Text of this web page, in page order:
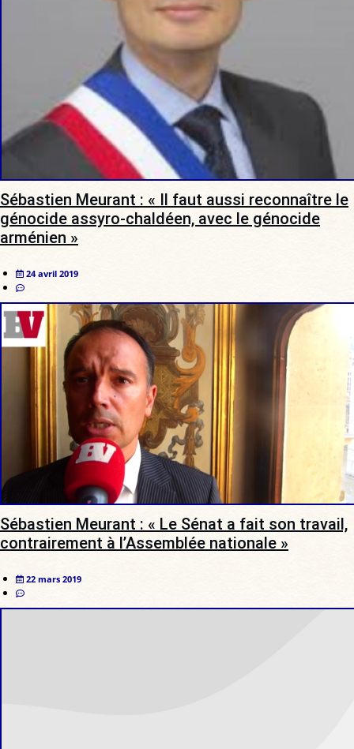
Sébastien Meurant : « Il faut aussi reconnaître le
génocide assyro-chaldéen, avec le génocide
arménien »
24 avril 2019
Sébastien Meurant : « Le Sénat a fait son travail,
contrairement à l’Assemblée nationale »
22 mars 2019